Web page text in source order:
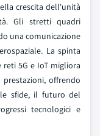
crescita dell'unità
Gli stretti quadri
una comunicazione
La spinta
5G e IoT migliora
offrendo
sfide, il futuro del
tecnologici e